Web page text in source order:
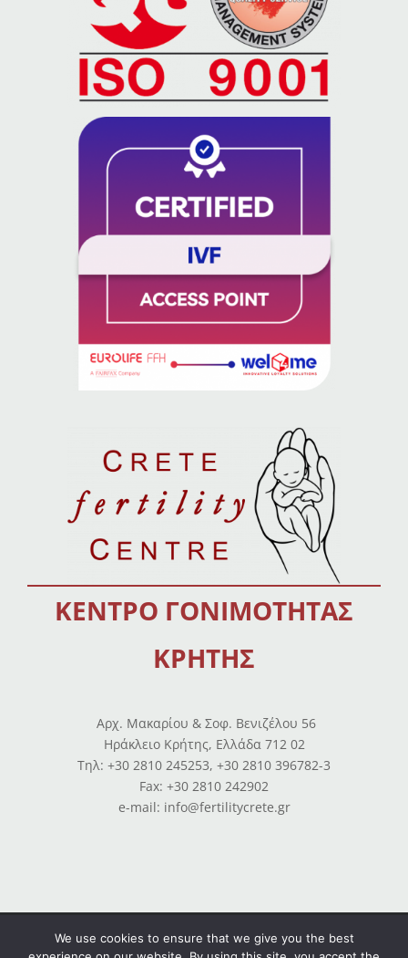
ΚΕΝΤΡΟ ΓΟΝΙΜΟΤΗΤΑΣ
ΚΡΗΤΗΣ
Αρχ. Μακαρίου & Σοφ. Βενιζέλου 56
Ηράκλειο Κρήτης, Ελλάδα 712 02
Tηλ: +30 2810 245253, +30 2810 396782-3
Fax: +30 2810 242902
e-mail: info@fertilitycrete.gr
Όροι χρήσης– Πολιτική απορρήτου–Ισολογισμοί
We use cookies to ensure that we give you the best